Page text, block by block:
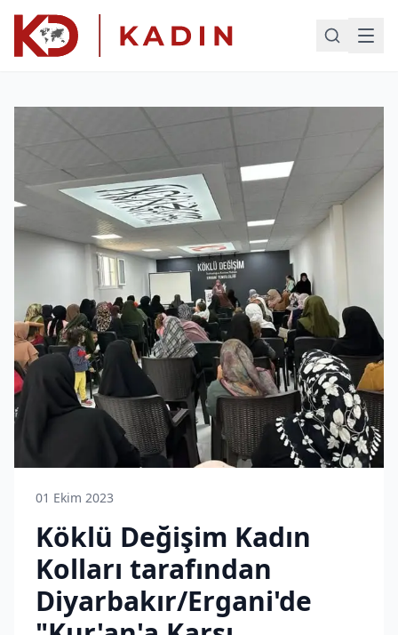
01 Ekim 2023
Köklü Değişim Kadın
Kolları tarafından
Diyarbakır/Ergani'de